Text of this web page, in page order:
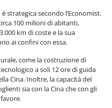
strategica secondo l’Economist.
100 milioni di abitanti,
km di coste e la sua
ai confini con essa.
come la costruzione di
a soli 12 ore di guida
Cina. Inoltre, la capacità del
sia con la Cina che con gli